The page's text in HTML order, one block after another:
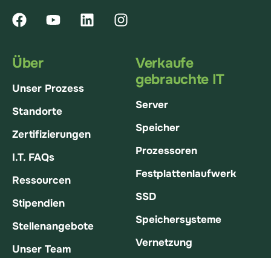
Über
Unser Prozess
Standorte
Zertifizierungen
I.T. FAQs
Ressourcen
Stipendien
Stellenangebote
Unser Team
Verkaufe
gebrauchte IT
Server
Speicher
Prozessoren
Festplattenlaufwerk
SSD
Speichersysteme
Vernetzung